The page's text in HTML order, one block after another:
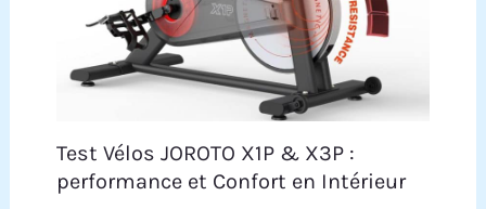
Test Vélos JOROTO X1P & X3P :
performance et Confort en Intérieur